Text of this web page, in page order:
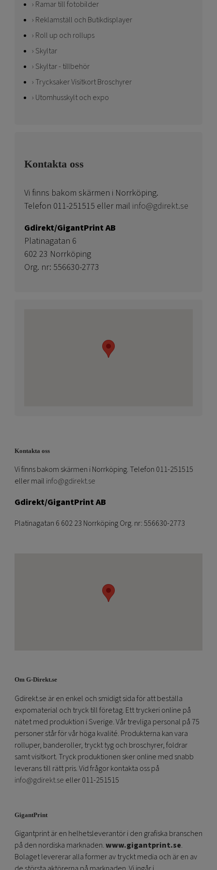
Ramar till fotobilder
Reklamställ och Butikdisplayer
Roll up och rollups
Skyltar
Skyltar - tillbehör
Trycksaker Visitkort Broschyrer
Utomhusskylt och expo
Kontakta oss
Vi finns bakom skärmen i Norrköping.
Telefon 011-251515 eller mail info@gdirekt.se
Gdirekt/GigantPrint AB
Platinagatan 6
602 23 Norrköping
Org. nr: 556630-2773
Kontakta oss
Vi finns bakom skärmen i Norrköping. Telefon 011-251515
eller mail info@gdirekt.se
Gdirekt/GigantPrint AB
Platinagatan 6 602 23 Norrköping Org. nr: 556630-2773
Om G-Direkt.se
Gdirekt.se är en enkel och smidigt sida för att beställa
expomaterial och tryck till företag. Ett tryckeri online på
nätet med produktion i Sverige. Vår trevliga personal på 75
personer står för vår höga kvalité. Produkterna kan vara
rolluper, banderoller, tryckt tyg och broschyrer, foldrar
samt visitkort. Tryck produktionen sker online med snabb
leverans till rätt pris. Vid frågor kontakta oss på
info@gdirekt.se eller 011-251515
GigantPrint
Gigantprint är en helhetsleverantör i den grafiska branschen
på den nordiska marknaden.www.gigantprint.se.
Bolaget levererar alla former av tryckt media och är en av